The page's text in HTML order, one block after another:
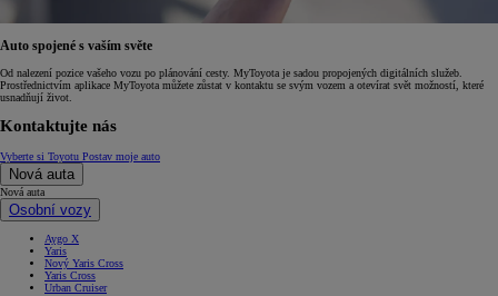
Auto spojené s vaším světe
Od nalezení pozice vašeho vozu po plánování cesty. MyToyota je sadou propojených digitálních služeb.
Prostřednictvím aplikace MyToyota můžete zůstat v kontaktu se svým vozem a otevírat svět možností, které
usnadňují život.
Kontaktujte nás
Vyberte si Toyotu Postav moje auto
Nová auta
Nová auta
Osobní vozy
Aygo X
Yaris
Nový Yaris Cross
Yaris Cross
Urban Cruiser